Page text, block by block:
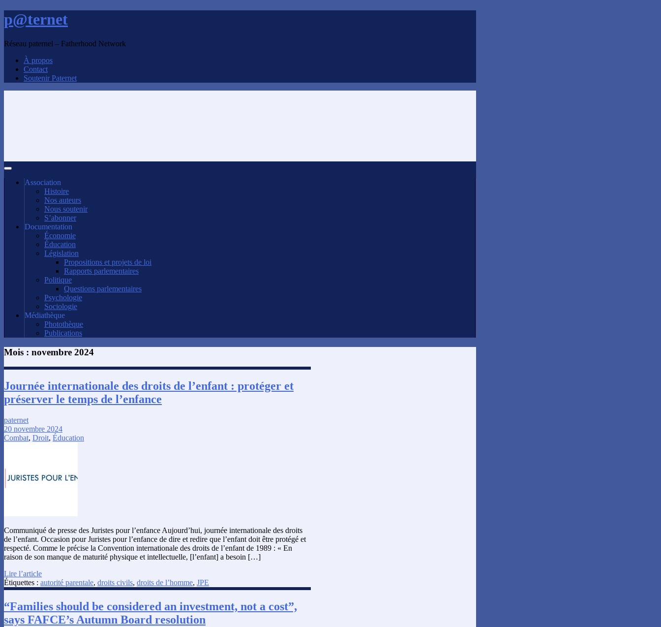
p@ternet
Réseau paternel – Fatherhood Network
À propos
Contact
Soutenir Paternet
Association
Histoire
Nos auteurs
Nous soutenir
S’abonner
Documentation
Économie
Éducation
Législation
Propositions et projets de loi
Rapports parlementaires
Politique
Questions parlementaires
Psychologie
Sociologie
Médiathèque
Photothèque
Publications
Mois : novembre 2024
Journée internationale des droits de l’enfant : protéger et
préserver le temps de l’enfance
paternet
20 novembre 2024
Combat, Droit, Éducation
Communiqué de presse des Juristes pour l’enfance Aujourd’hui, journée internationale des droits
de l’enfant. Occasion pour Juristes pour l’enfance de dire et redire que l’enfant doit être protégé et
respecté. Comme le précise la Convention internationale des droits de l’enfant de 1989 : « En
raison de son manque de maturité physique et intellectuelle, [l’enfant] a besoin […]
Lire l’article
Étiquettes : autorité parentale, droits civils, droits de l’homme, JPE
“Families should be considered an investment, not a cost”,
says FAFCE’s Autumn Board resolution